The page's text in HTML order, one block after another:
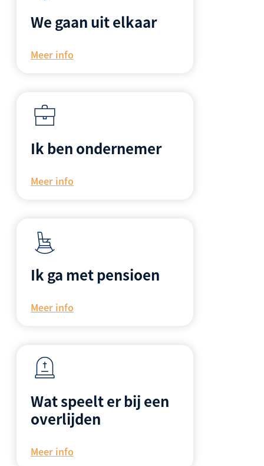
We gaan uit elkaar
Meer info
Ik ben ondernemer
Meer info
Ik ga met pensioen
Meer info
Wat speelt er bij een
overlijden
Meer info